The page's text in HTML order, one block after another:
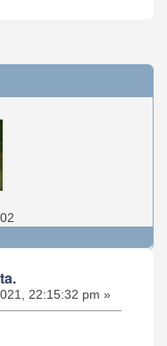
22:15:32 pm »